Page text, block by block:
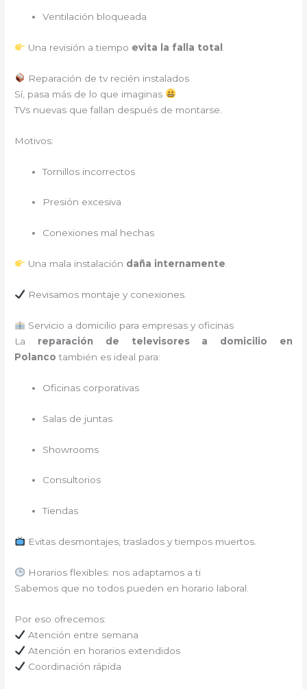
Ventilación bloqueada
Una revisión a tiempo evita la falla total
Reparación de tv recién instalados
Sí, pasa más de lo que imaginas
TVs nuevas que fallan después de montarse.
Motivos:
Tornillos incorrectos
Presión excesiva
Conexiones mal hechas
Una mala instalación daña internamente
Revisamos montaje y conexiones.
Servicio a domicilio para empresas y oficinas
La reparación de televisores a domicilio en
Polanco también es ideal para:
Oficinas corporativas
Salas de juntas
Showrooms
Consultorios
Tiendas
Evitas desmontajes, traslados y tiempos muertos.
Horarios flexibles: nos adaptamos a ti
Sabemos que no todos pueden en horario laboral.
Por eso ofrecemos:
Atención entre semana
Atención en horarios extendidos
Coordinación rápida